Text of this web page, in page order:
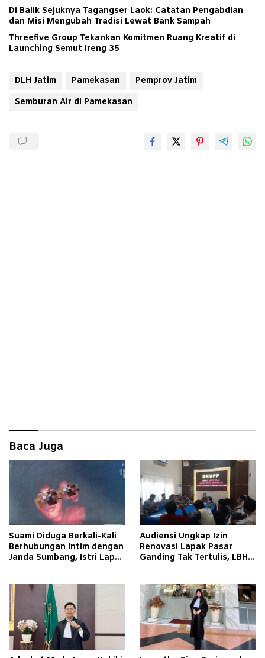
Di Balik Sejuknya Tagangser Laok: Catatan Pengabdian
dan Misi Mengubah Tradisi Lewat Bank Sampah
Threefive Group Tekankan Komitmen Ruang Kreatif di
Launching Semut Ireng 35
DLH Jatim Pamekasan
Pemprov Jatim
Semburan Air di Pamekasan
Baca Juga
Suami Diduga Berkali-Kali
Berhubungan Intim dengan
Janda Sumbang, Istri Lapor
Audiensi Ungkap Izin
Renovasi Lapak Pasar
Ganding Tak Tertulis, LBH